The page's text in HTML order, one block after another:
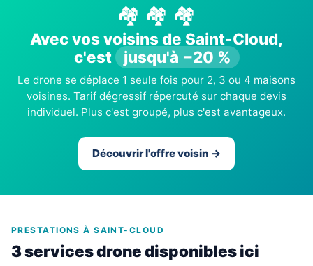
🏘️ 🏘️ 🏘️
Avec vos voisins de Saint-Cloud,
c'est
jusqu'à −20 %
Le drone se déplace 1 seule fois pour 2, 3 ou 4 maisons
voisines. Tarif dégressif répercuté sur chaque devis
individuel. Plus c'est groupé, plus c'est avantageux.
Découvrir l'offre voisin →
PRESTATIONS À SAINT-CLOUD
3 services drone disponibles ici